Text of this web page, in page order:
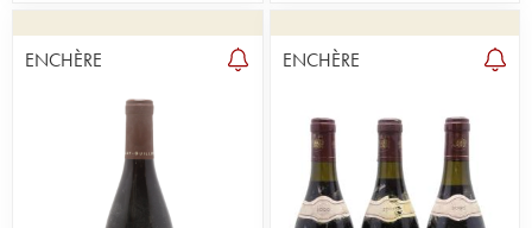
ENCHÈRE ENCHÈRE